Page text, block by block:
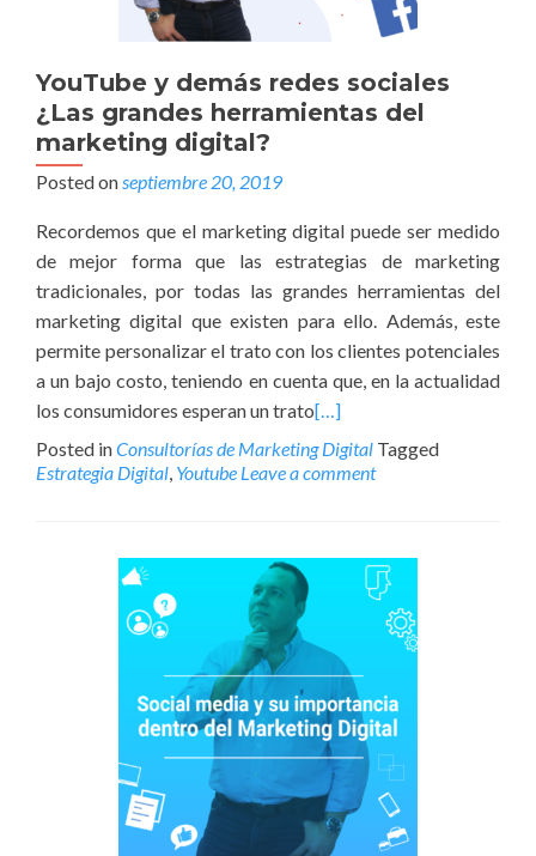
YouTube y demás redes sociales
¿Las grandes herramientas del
marketing digital?
Posted onseptiembre 20, 2019
Recordemos que el marketing digital puede ser medido
de mejor forma que las estrategias de marketing
tradicionales, por todas las grandes herramientas del
marketing digital que existen para ello. Además, este
permite personalizar el trato con los clientes potenciales
a un bajo costo, teniendo en cuenta que, en la actualidad
los consumidores esperan un trato[…]
Posted inConsultorías de Marketing Digital Tagged
Estrategia Digital, Youtube Leave a comment